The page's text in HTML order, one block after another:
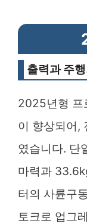
출력과 주
2025년형 프
이 향상되어,
였습니다. 단
마력과
터의 사륜구
토크로 업그